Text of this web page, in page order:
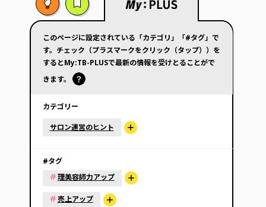
このページに設定されている「カテゴリ」「#タグ」で
す。チェック（プラスマークをクリック（タップ））を
するとMy:TB-PLUSで最新の情報を受けとることがで
きます。
カテゴリー
サロン運営のヒント
#タグ
#理美容師力アップ
#売上アップ